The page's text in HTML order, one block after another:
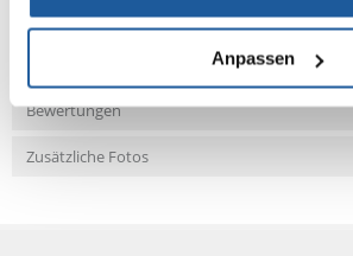
Anpassen
Bewertungen
Zusätzliche Fotos